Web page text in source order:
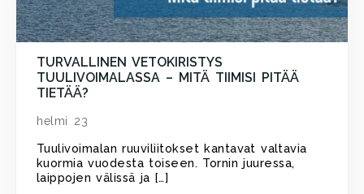
TURVALLINEN VETOKIRISTYS
TUULIVOIMALASSA – MITÄ TIIMISI PITÄÄ
TIETÄÄ?
helmi 23
Tuulivoimalan ruuviliitokset kantavat valtavia
kuormia vuodesta toiseen. Tornin juuressa,
laippojen välissä ja […]